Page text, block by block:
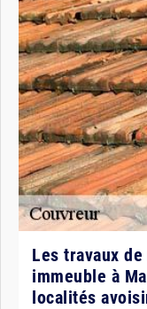
Les travaux
immeuble à
localités